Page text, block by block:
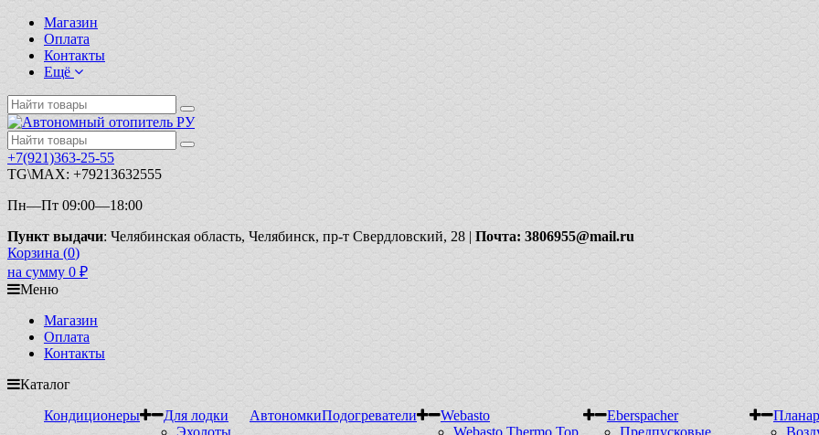
Магазин
Оплата
Контакты
Ещё
+7(921)363-25-55
TG\MAX: +79213632555
Пн—Пт 09:00—18:00
Пункт выдачи: Челябинская область, Челябинск, пр-т Свердловский, 28 | Почта: 3806955@mail.ru
Корзина (0)
на сумму 0 ₽
Меню
Магазин
Оплата
Контакты
Каталог
Кондиционеры
Для лодки
Эхолоты
АвтономкиПодогреватели
Webasto
Webasto Thermo Top
Eberspacher
Предпусковые
Планар